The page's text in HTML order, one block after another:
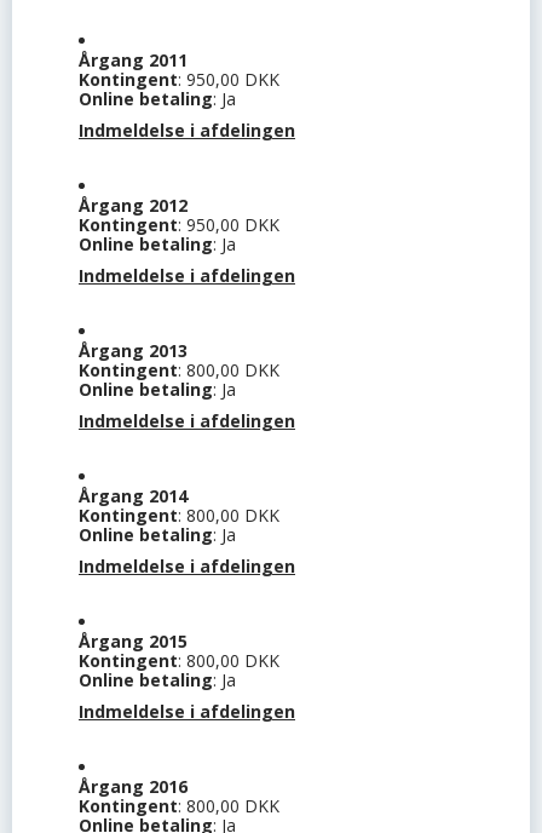
Årgang 2011
Kontingent: 950,00 DKK
Online betaling: Ja
Indmeldelse i afdelingen
Årgang 2012
Kontingent: 950,00 DKK
Online betaling: Ja
Indmeldelse i afdelingen
Årgang 2013
Kontingent: 800,00 DKK
Online betaling: Ja
Indmeldelse i afdelingen
Årgang 2014
Kontingent: 800,00 DKK
Online betaling: Ja
Indmeldelse i afdelingen
Årgang 2015
Kontingent: 800,00 DKK
Online betaling: Ja
Indmeldelse i afdelingen
Årgang 2016
Kontingent: 800,00 DKK
Online betaling: Ja